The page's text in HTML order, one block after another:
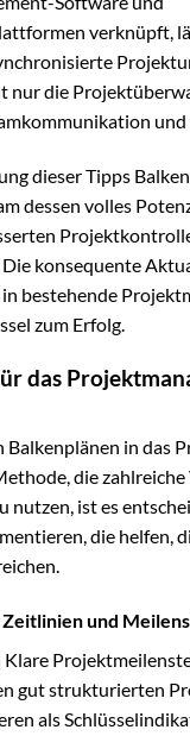
verknüpft,
nur die
dieser Tipps
dessen volles
konsequente
bestehende
zum Erfolg.
das
in das
die
nutzen, ist es
die helfen,
und
Klare
gut strukturierten
als